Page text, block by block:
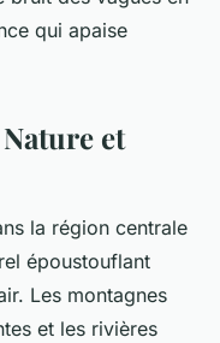
qui apaise
et
la région centrale
époustouflant
Les montagnes
et les rivières